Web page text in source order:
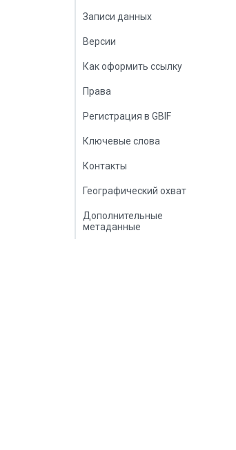
Записи данных
Версии
Как оформить ссылку
Права
Регистрация в GBIF
Ключевые слова
Контакты
Географический охват
Дополнительные
метаданные